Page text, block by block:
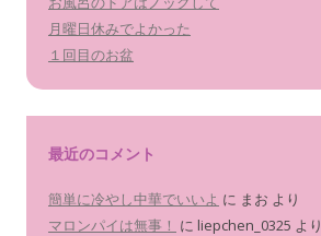
月曜日休みでよかった
１回目のお盆
最近のコメント
簡単に冷やし中華でいいよ に まお より
マロンパイは無事！ に liepchen_0325 より